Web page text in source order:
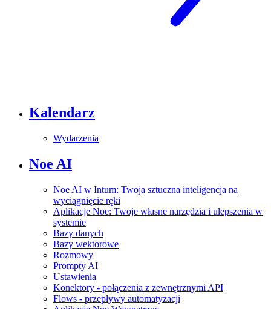
Kalendarz
Wydarzenia
Noe AI
Noe AI w Intum: Twoja sztuczna inteligencja na
wyciągnięcie ręki
Aplikacje Noe: Twoje własne narzędzia i ulepszenia w
systemie
Bazy danych
Bazy wektorowe
Rozmowy
Prompty AI
Ustawienia
Konektory - połączenia z zewnętrznymi API
Flows - przepływy automatyzacji